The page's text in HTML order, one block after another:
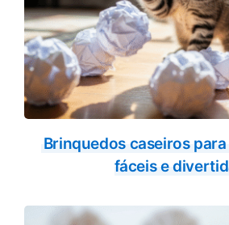
Brinquedos caseiros
fáceis e